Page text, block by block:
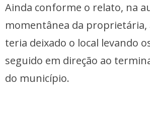
Ainda conforme o relato, na
momentânea da proprietária,
teria deixado o local levando
seguido em direção ao
do município.